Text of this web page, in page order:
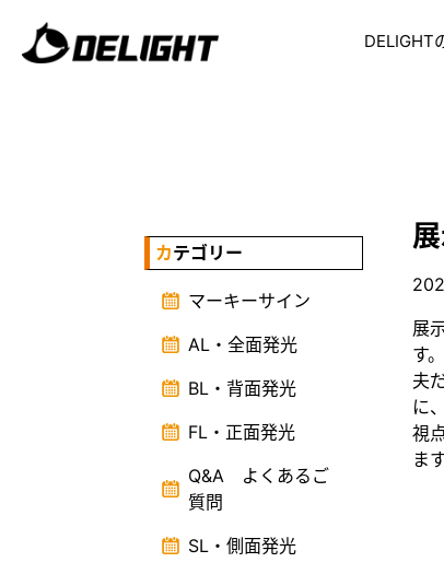
DELIGHT
カテゴリー
マーキーサイン
AL・全面発光
BL・背面発光
FL・正面発光
Q&A よくあるご
質問
SL・側面発光
展
す
夫
に
視
ます